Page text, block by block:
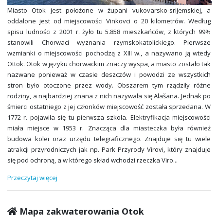
Miasto Otok jest położone w żupani vukovarsko-srijemskiej, a
oddalone jest od miejscowości Vinkovci o 20 kilometrów. Według
spisu ludności z 2001 r. żyło tu 5.858 mieszkańców, z których 99%
stanowili Chorwaci wyznania rzymskokatolickiego. Pierwsze
wzmianki o miejscowości pochodzą z XIII w., a nazywano ją wtedy
Ottok. Otok w języku chorwackim znaczy wyspa, a miasto zostało tak
nazwane ponieważ w czasie deszczów i powodzi ze wszystkich
stron było otoczone przez wody. Obszarem tym rządziły różne
rodziny, a najbardziej znana z nich nazywała się Alašana. Jednak po
śmierci ostatniego z jej członków miejscowość została sprzedana. W
1772 r. pojawiła się tu pierwsza szkoła. Elektryfikacja miejscowości
miała miejsce w 1953 r. Znacząca dla miasteczka była również
budowa kolei oraz urzędu telegraficznego. Znajduje się tu wiele
atrakcji przyrodniczych jak np. Park Przyrody Virovi, który znajduje
się pod ochroną, a w którego skład wchodzi rzeczka Viro...
Przeczytaj więcej
Mapa zakwaterowania Otok